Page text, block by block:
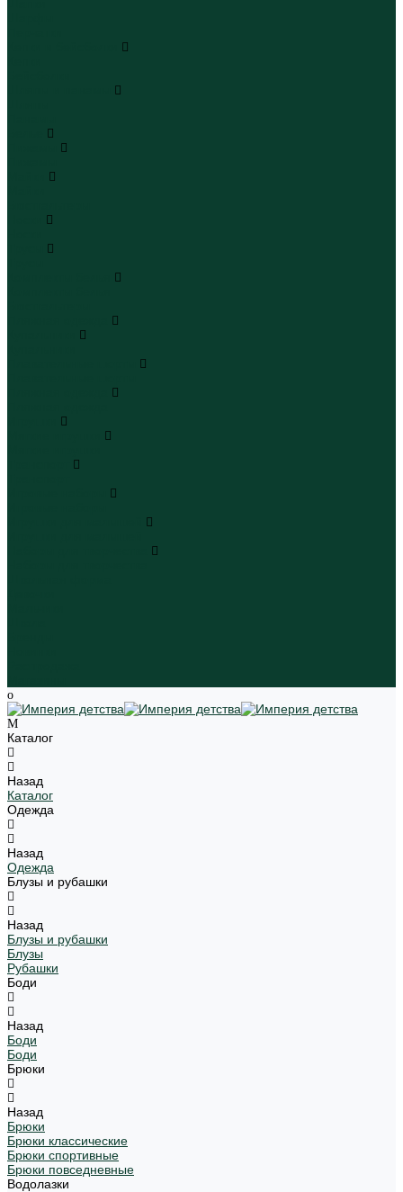
Каталог
Назад
Каталог
Одежда
Назад
Одежда
Блузы и рубашки
Назад
Блузы и рубашки
Блузы
Рубашки
Боди
Назад
Боди
Боди
Брюки
Назад
Брюки
Брюки классические
Брюки спортивные
Брюки повседневные
Водолазки